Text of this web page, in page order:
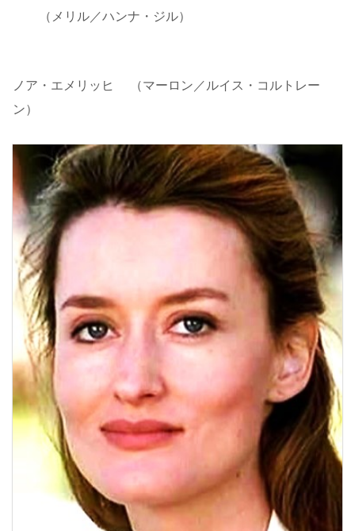
（メリル／ハンナ・ジル）
ノア・エメリッヒ （マーロン／ルイス・コルトレー
ン）